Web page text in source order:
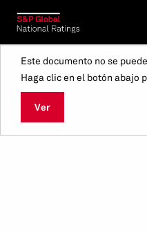
Este documento no se
Haga clic en el botón abajo
Ver